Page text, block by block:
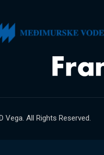
Vega. All Rights Reserved.